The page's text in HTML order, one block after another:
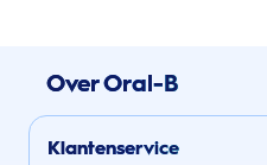
Over Oral-B
Klantenservice